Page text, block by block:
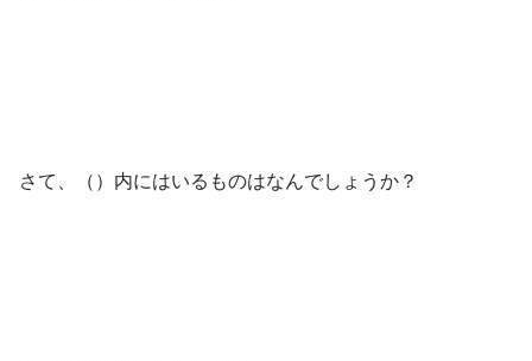
さて、（）内にはいるものはなんでしょうか？